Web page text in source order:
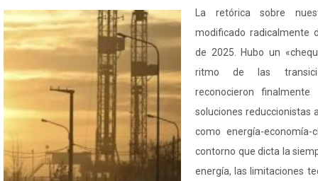
La retórica sobre
modificado radicalmente
de 2025. Hubo un
ritmo de las
reconocieron
soluciones reduccionistas
como energía-
contorno que dicta la
energía, las limitaciones